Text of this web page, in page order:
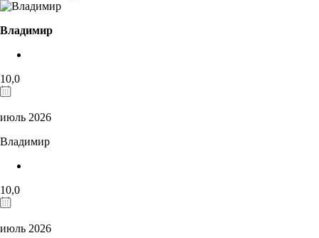
Владимир
10,0
июль 2026
Владимир
10,0
июль 2026